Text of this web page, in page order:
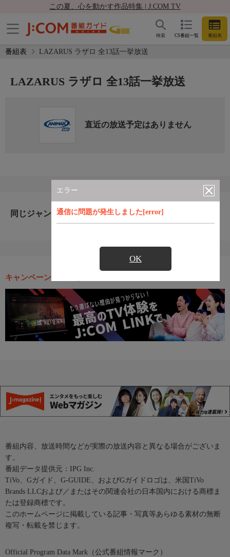
この夏、心を動かす作品特集 | J:COM TV
CS番組一覧 番組表
検索
番組表 LAZARUS ラザロ 全13話一挙放送
エラー
通信に問題が発生しました[error]
OK
LAZARUS ラザロ 全13話一挙放送
直近の放送予定はありません
同じジャンルのおすすめ番組
キャンペーン・お得な情報
番組内容、放送時間などが実際の放送内容と異なる場合がございま
す。
番組データ提供元：IPG Inc.
TiVo、Gガイド、G-GUIDE、およびGガイドロゴは、米国TiVo
Brands LLCおよび／またはその関連会社の日本国内における商標ま
たは登録商標です。
このホームページに掲載している記事・写真等あらゆる素材の無断
複写・転載を禁じます。
Official Program Data Mark（公式番組情報マーク）